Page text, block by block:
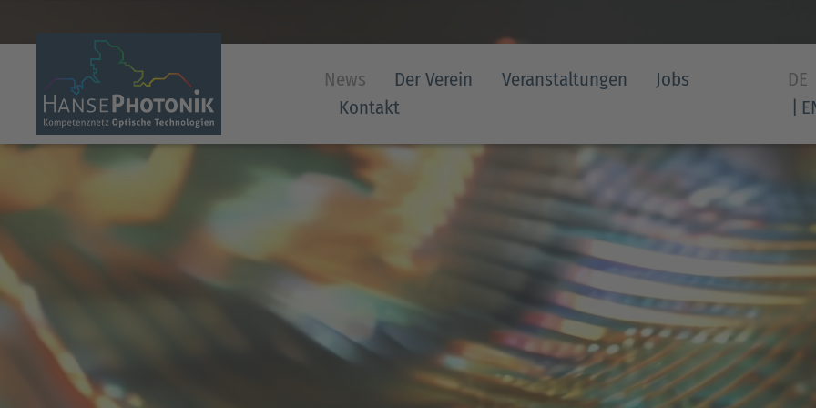
News Der Verein Veranstaltungen
Jobs
Kontakt
DE